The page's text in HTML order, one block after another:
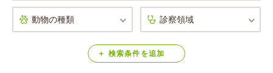
口コミ検索
Calooペットとは？ 検索条件 を追加